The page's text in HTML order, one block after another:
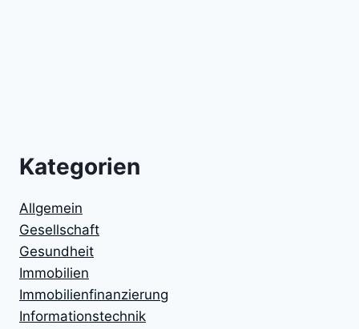
Kategorien
Allgemein
Gesellschaft
Gesundheit
Immobilien
Immobilienfinanzierung
Informationstechnik